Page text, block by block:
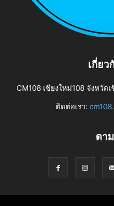
เกี่ยว
CM108 เชียงใหม่108 จังหวัด
ติดต่อเรา:
ตา